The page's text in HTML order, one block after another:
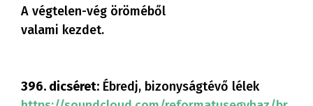
A végtelen-vég öröméből
valami kezdet.
396. dicséret: Ébredj, bizonyságtévő lélek